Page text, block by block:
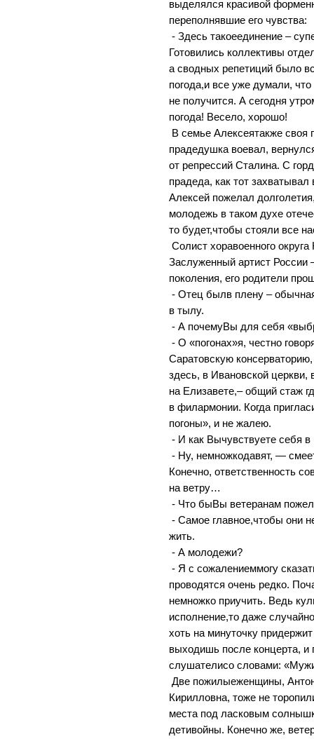
выделялся красивой
переполнявшие его чувства:
- Здесь такоеединение –
Готовились коллективы
а сводных репетиций было
погода,и все уже думали,
не получится. А сегодня
погода! Весело, хорошо!
В семье Алексеятакже своя
прадедушка воевал,
от репрессий Сталина. С
прадеда, как тот
Алексей пожелал
молодежь в таком духе
то будет,чтобы стояли все
Солист хоравоенного
Заслуженный артист России
поколения, его родители
- Отец былв плену –
в тылу.
- А почемуВы для себя
- О «погонах»я, честно
Саратовскую
здесь, в Ивановской церкви,
на Елизавете,– общий стаж
в филармонии. Когда
погоны», и не жалею.
- И как Вычувствуете себя в
- Ну, немножкодавят, —
Конечно, ответственность
на ветру…
- Что быВы ветеранам
- Самое главное,чтобы они
жить.
- А молодежи?
- Я с сожалениеммогу
проводятся очень редко.
немножко приучить. Ведь
исполнение,то даже
хоть на минуточку
выходишь после концерта, и
слушателисо словами:
Две пожилыеженщины,
Кирилловна, тоже не
места под ласковым
детивойны. Конечно же,